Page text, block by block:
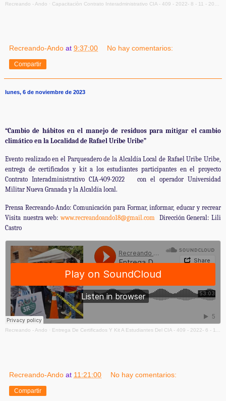
Recreando - Ando · Capacitaciòn Contrato Interadministrativo CIA - 409 - 2022- 8 - 11 - 2023 - 8 Mezcla
Recreando-Ando at 9:37:00 No hay comentarios:
Compartir
lunes, 6 de noviembre de 2023
“Cambio de hábitos en el manejo de residuos para mitigar el cambio
climático en la Localidad de Rafael Uribe Uribe”
Evento realizado en el Parqueadero de la Alcaldía Local de Rafael Uribe Uribe,
entrega de certificados y kit a los estudiantes participantes en el proyecto
Contrato Interadministrativo CIA-409-2022 con el operador Universidad
Militar Nueva Granada y la Alcaldía local.
Prensa Recreando-Ando: Comunicación para Formar, informar, educar y recrear
Visita nuestra web:www.recreandoando18@gmail.com Dirección General: Lili
Castro
Recreando - Ando · Entrega De Certificados Y Kit A Estudiantes Del CIA - 409 - 2022- 6 - 11 - 2023 - 7 Mezcla
Recreando-Ando at 11:21:00 No hay comentarios:
Compartir